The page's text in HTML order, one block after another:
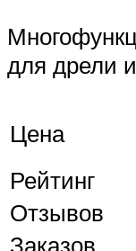
для дрели
Цена
Рейтинг
Отзывов
Заказов